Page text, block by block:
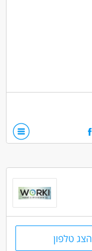
הצג טלפון